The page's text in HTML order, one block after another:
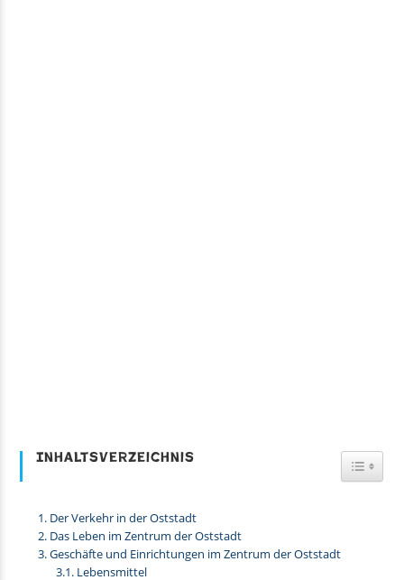
Inhaltsverzeichnis
Der Verkehr in der Oststadt
Das Leben im Zentrum der Oststadt
Geschäfte und Einrichtungen im Zentrum der Oststadt
Lebensmittel